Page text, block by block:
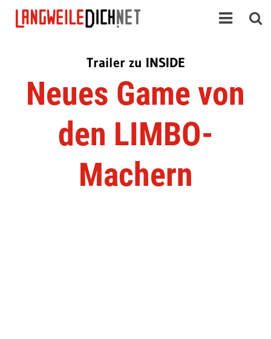
Trailer zu INSIDE
Neues Game von
den LIMBO-
Machern